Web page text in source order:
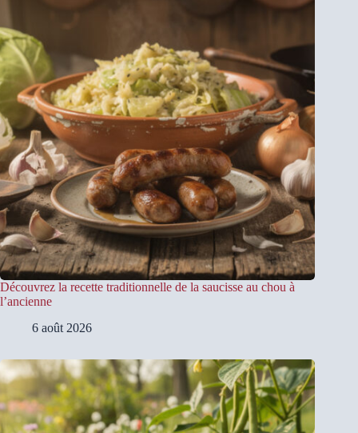
Découvrez la recette traditionnelle de la saucisse au chou à
l’ancienne
6 août 2026